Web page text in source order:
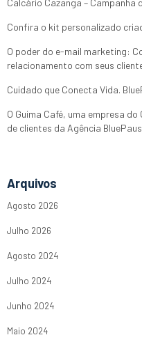
Confira o kit personalizado
O poder do e-mail marketing:
relacionamento com seus
Cuidado que Conecta Vida.
O Guima Café, uma empresa
de clientes da Agência
Arquivos
Agosto 2026
Julho 2026
Agosto 2024
Julho 2024
Junho 2024
Maio 2024